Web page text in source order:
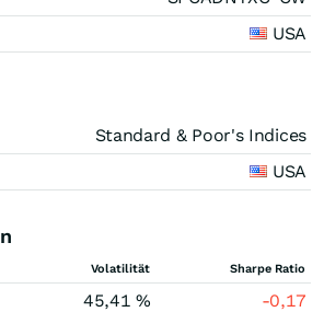
USA
Standard & Poor's Indices
USA
Volatilität Sharpe Ratio
45,41 %
-0,17